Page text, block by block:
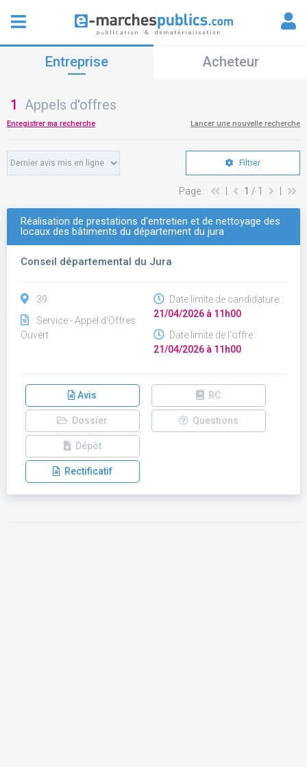
Entreprise Acheteur
1 Appels d'offres
Enregistrer ma recherche Lancer une nouvelle recherche
Filtrer
Page : 1 / 1
Réalisation de prestations d'entretien et de nettoyage des
locaux des bâtiments du département du jura
Conseil départemental du Jura
39
Service - Appel d'Offres
Ouvert
Date limite de candidature :
21/04/2026 à 11h00
Date limite de l'offre :
21/04/2026 à 11h00
Avis RC
Dossier Questions
Dépôt
Rectificatif